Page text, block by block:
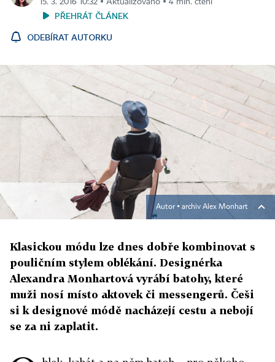
15. 3. 2016 10:32 ▪ Aktualizováno ▪ 4 min. čtení
PŘEHRÁT ČLÁNEK
ODEBÍRAT AUTORKU
Autor ▪ archiv Alex Monhart
Klasickou módu lze dnes dobře kombinovat s
pouličním stylem oblékání. Designérka
Alexandra Monhartová vyrábí batohy, které
muži nosí místo aktovek či messengerů. Češi
si k designové módě nacházejí cestu a nebojí
se za ni zaplatit.